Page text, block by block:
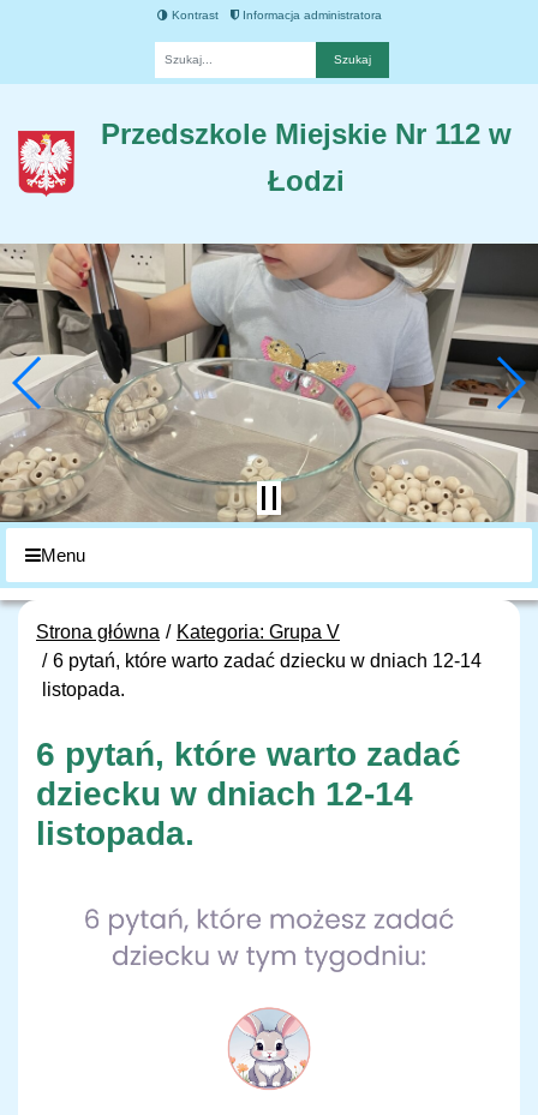
Kontrast Informacja administratora
Przedszkole Miejskie Nr 112 w
Łodzi
Menu
Strona główna
Kategoria: Grupa V
6 pytań, które warto zadać dziecku w dniach 12-14
listopada.
6 pytań, które warto zadać
dziecku w dniach 12-14
listopada.